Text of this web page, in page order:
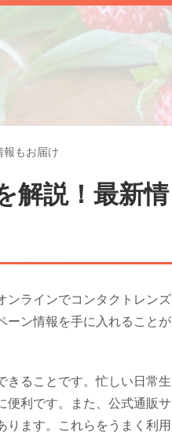
報もお届け
解説！最新情
ンラインでコンタクトレンズ
ーン情報を手に入れることが
きることです。忙しい日常生
便利です。また、公式通販サ
ります。これらをうまく利用